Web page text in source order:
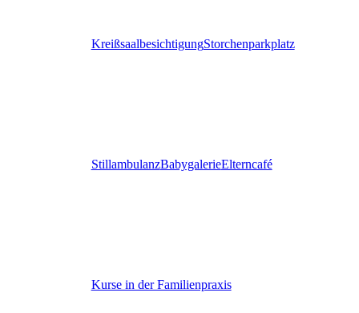
KreißsaalbesichtigungStorchenparkplatz
StillambulanzBabygalerieElterncafé
Kurse in der Familienpraxis